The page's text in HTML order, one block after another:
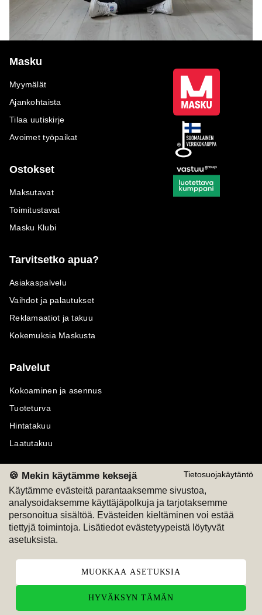
Tietosuojakäytäntö
🍪 Mekin käytämme keksejä
Käytämme evästeitä parantaaksemme sivustoa,
analysoidaksemme käyttäjäpolkuja ja tarjotaksemme
personoitua sisältöä. Evästeiden kieltäminen voi estää
tiettyjä toimintoja. Lisätiedot evästetyypeistä löytyvät
asetuksista.
MUOKKAA ASETUKSIA
HYVÄKSYN TÄMÄN
Masku
Myymälät
Ajankohtaista
Tilaa uutiskirje
Avoimet työpaikat
Ostokset
Maksutavat
Toimitustavat
Masku Klubi
Tarvitsetko apua?
Asiakaspalvelu
Vaihdot ja palautukset
Reklamaatiot ja takuu
Kokemuksia Maskusta
Palvelut
Kokoaminen ja asennus
Tuoteturva
Hintatakuu
Laatutakuu
Maksutavat
M
Seuraa meitä